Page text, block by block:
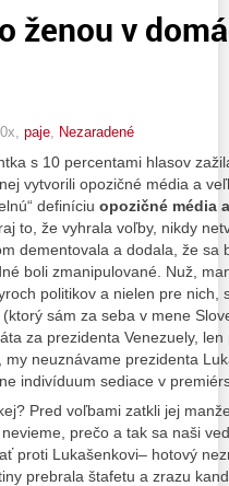
ženou v
paje Nezaradené
s 10 percentami hlasov
vytvorili opozičné média a
definíciu opozičné média
to, že vyhrala voľby, nikdy
dementovala a dodala, že sa
boli zmanipulované. Nuž,
politikov a nielen pre nich,
sám za seba v mene
za prezidenta Venezuely,
neuznávame prezidenta
indivíduum sediace v
Pred voľbami zatkli jej
prečo a tak sa naši
proti Lukašenkovi– hotový
prebrala štafetu a zrazu